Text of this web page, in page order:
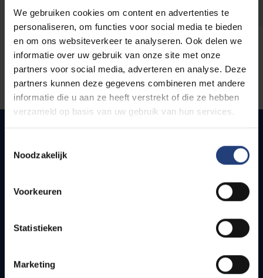
We gebruiken cookies om content en advertenties te
personaliseren, om functies voor social media te bieden
en om ons websiteverkeer te analyseren. Ook delen we
informatie over uw gebruik van onze site met onze
partners voor social media, adverteren en analyse. Deze
partners kunnen deze gegevens combineren met andere
informatie die u aan ze heeft verstrekt of die ze hebben
verzameld op basis van uw gebruik van hun services.
Noodzakelijk
Voorkeuren
Statistieken
Marketing
Quick links
How to get to the VUB campuses